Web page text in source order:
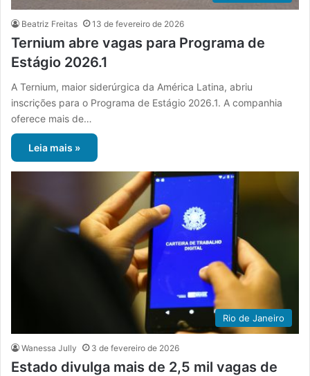
Beatriz Freitas 13 de fevereiro de 2026
Ternium abre vagas para Programa de
Estágio 2026.1
A Ternium, maior siderúrgica da América Latina, abriu
inscrições para o Programa de Estágio 2026.1. A companhia
oferece mais de…
Leia mais »
Rio de Janeiro
Wanessa Jully 3 de fevereiro de 2026
Estado divulga mais de 2,5 mil vagas de